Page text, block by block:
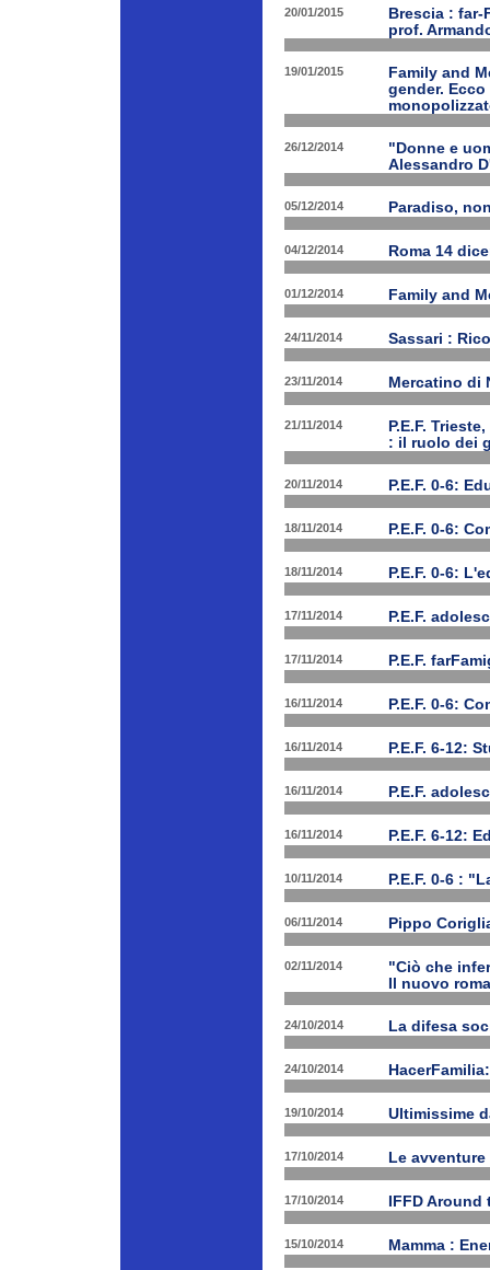
20/01/2015
Brescia :
prof.
19/01/2015
Family and
gender.
26/12/2014
"Donne e
Alessandro
05/12/2014 Paradiso,
04/12/2014 Roma 14
01/12/2014 Family and
24/11/2014 Sassari :
23/11/2014 Mercatino di
21/11/2014
P.E.F.
: il ruolo dei
20/11/2014 P.E.F. 0-6:
18/11/2014 P.E.F. 0-6:
18/11/2014 P.E.F. 0-6:
17/11/2014 P.E.F.
17/11/2014 P.E.F.
16/11/2014 P.E.F. 0-6:
16/11/2014 P.E.F. 6-12:
16/11/2014 P.E.F.
16/11/2014 P.E.F. 6-12:
10/11/2014 P.E.F. 0-6 :
06/11/2014 Pippo
02/11/2014
"Ciò che
Il nuovo
24/10/2014 La difesa
24/10/2014
19/10/2014 Ultimissime
17/10/2014 Le
17/10/2014 IFFD
15/10/2014 Mamma :